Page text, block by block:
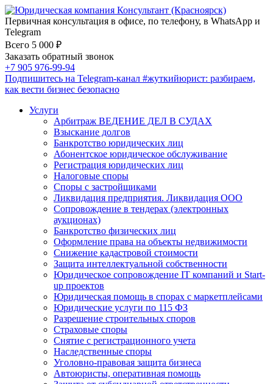
Первичная консультация в офисе, по телефону, в WhatsApp и
Telegram
Всего 5 000 ₽
Заказать обратный звонок
+7 905 976-99-94
Подпишитесь на Telegram-канал #жуткийюрист: разбираем,
как вести бизнес безопасно
Услуги
Арбитраж ВЕДЕНИЕ ДЕЛ В СУДАХ
Взыскание долгов
Банкротство юридических лиц
Абонентское юридическое обслуживание
Регистрация юридических лиц
Налоговые споры
Споры с застройщиками
Ликвидация предприятия. Ликвидация ООО
Сопровождение в тендерах (электронных
аукционах)
Банкротство физических лиц
Оформление права на объекты недвижимости
Снижение кадастровой стоимости
Защита интеллектуальной собственности
Юридическое сопровождение IT компаний и Start-
up проектов
Юридическая помощь в спорах с маркетплейсами
Юридические услуги по 115 ФЗ
Разрешение строительных споров
Страховые споры
Снятие с регистрационного учета
Наследственные споры
Уголовно-правовая защита бизнеса
Автоюристы, оперативная помощь